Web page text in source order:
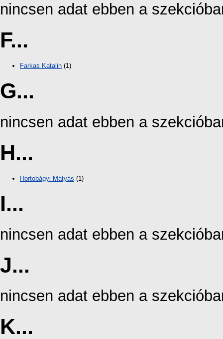
nincsen adat ebben a
F...
Farkas Katalin (1)
G...
nincsen adat ebben a
H...
Hortobágyi Mátyás (1)
I...
nincsen adat ebben a
J...
nincsen adat ebben a
K...